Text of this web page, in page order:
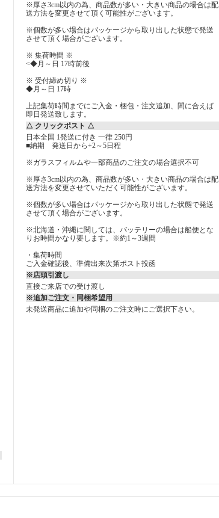
※厚さ3cm以内の為、商品数が多い・大きい商品の場合は配
送方法を変更させて頂く可能性がございます。
※個数が多い場合はパッケージから取り出した状態で発送
させて頂く場合がございます。
※ 集荷時間 ※
<◆月～日 17時前後
※ 受付締め切り ※
◆月～日 17時
上記集荷時間までにご入金・梱包・注文追加、間に合えば
即日発送致します。
△ クリックポスト △
日本全国 1発送に付き 一律 250円
■納期 発送日から+2～5日程
※ガラスフィルムや一部商品のご注文の場合選択不可
※厚さ3cm以内の為、商品数が多い・大きい商品の場合は配
送方法を変更させていただく可能性がございます。
※個数が多い場合はパッケージから取り出した状態で発送
させて頂く場合がございます。
※北海道・沖縄に関しては、バッテリーの場合は船便とな
りお時間かなり要します。※約1～3週間
・集荷時間
ご入金確認後、準備出来次第ポスト投函
※店頭引渡し
直接ご来店での受け渡し
※追加ご注文・同梱希望用
未発送商品に追加や同梱のご注文時にご選択下さい。